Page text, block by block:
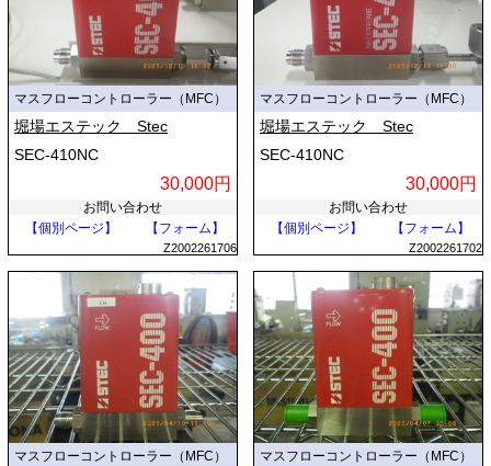
マスフローコントローラー（MFC）
堀場エステック Stec
SEC-410NC
30,000円
お問い合わせ
【個別ページ】
【フォーム】
Z2002261706
マスフローコントローラー（MFC）
堀場エステック Stec
SEC-410NC
30,000円
お問い合わせ
【個別ページ】
【フォーム】
Z2002261702
マスフローコントローラー（MFC） マスフローコントローラー（MFC）